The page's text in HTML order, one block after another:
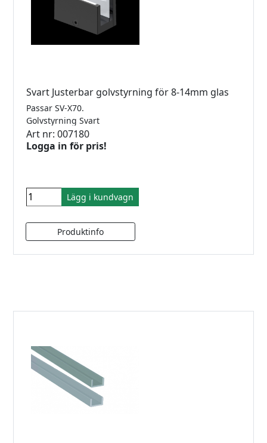
Svart Justerbar golvstyrning för 8-14mm glas
Passar SV-X70.
Golvstyrning Svart
Art nr: 007180
Logga in för pris!
Lägg i kundvagn